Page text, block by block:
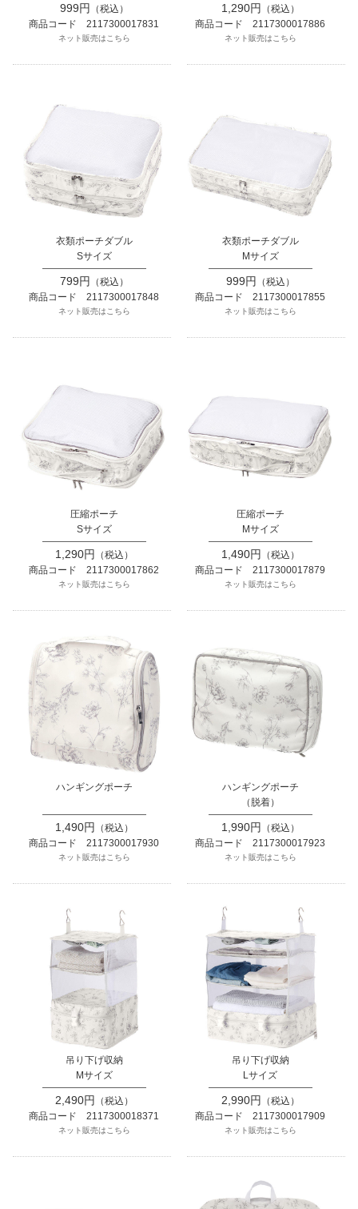
999円
（税込）
商品コード 2117300017831
ネット販売はこちら
1,290円
（税込）
商品コード 2117300017886
ネット販売はこちら
衣類ポーチダブル
Sサイズ
799円
（税込）
商品コード 2117300017848
ネット販売はこちら
衣類ポーチダブル
Mサイズ
999円
（税込）
商品コード 2117300017855
ネット販売はこちら
圧縮ポーチ
Sサイズ
1,290円
（税込）
商品コード 2117300017862
ネット販売はこちら
圧縮ポーチ
Mサイズ
1,490円
（税込）
商品コード 2117300017879
ネット販売はこちら
ハンギングポーチ
1,490円
（税込）
商品コード 2117300017930
ネット販売はこちら
ハンギングポーチ
（脱着）
1,990円
（税込）
商品コード 2117300017923
ネット販売はこちら
吊り下げ収納
Mサイズ
2,490円
（税込）
商品コード 2117300018371
ネット販売はこちら
吊り下げ収納
Lサイズ
2,990円
（税込）
商品コード 2117300017909
ネット販売はこちら